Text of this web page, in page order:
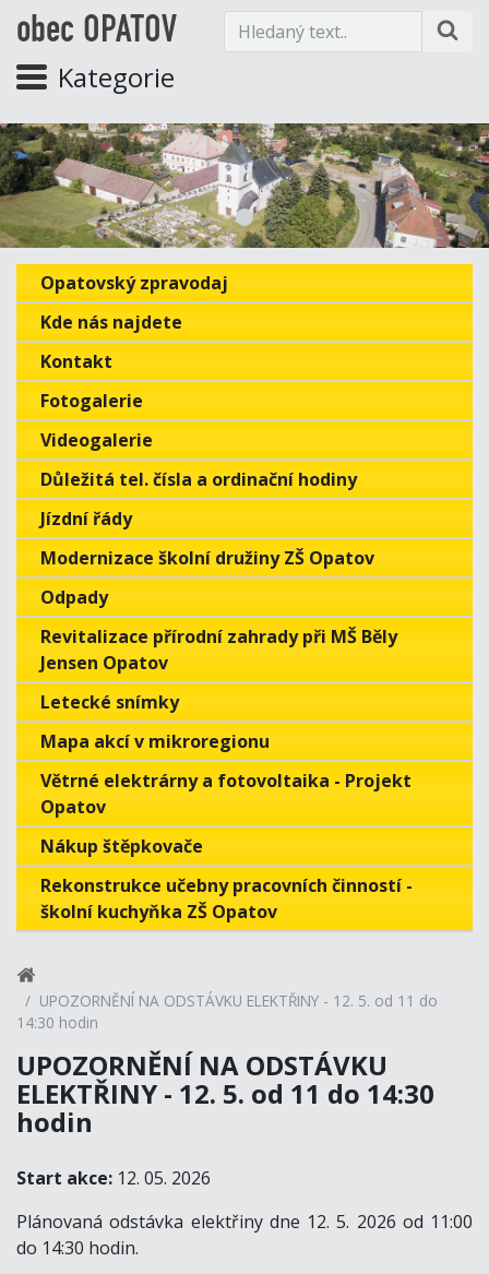
obec OPATOV
Kategorie
Opatovský zpravodaj
Kde nás najdete
Kontakt
Fotogalerie
Videogalerie
Důležitá tel. čísla a ordinační hodiny
Jízdní řády
Modernizace školní družiny ZŠ Opatov
Odpady
Revitalizace přírodní zahrady při MŠ Běly
Jensen Opatov
Letecké snímky
Mapa akcí v mikroregionu
Větrné elektrárny a fotovoltaika - Projekt
Opatov
Nákup štěpkovače
Rekonstrukce učebny pracovních činností -
školní kuchyňka ZŠ Opatov
UPOZORNĚNÍ NA ODSTÁVKU ELEKTŘINY - 12. 5. od 11 do
14:30 hodin
UPOZORNĚNÍ NA ODSTÁVKU
ELEKTŘINY - 12. 5. od 11 do 14:30
hodin
Start akce: 12. 05. 2026
Plánovaná odstávka elektřiny dne 12. 5. 2026 od 11:00
do 14:30 hodin.